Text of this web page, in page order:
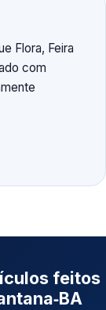
Flora, Feira
com
feitos